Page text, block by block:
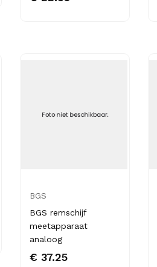
BGS
BGS remschijf
meetapparaat
analoog
€ 37.25